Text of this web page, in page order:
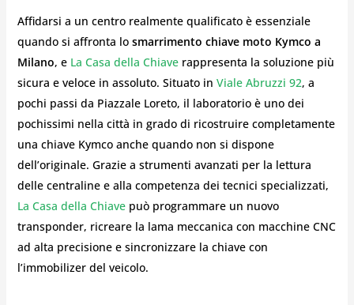
Affidarsi a un centro realmente qualificato è essenziale
quando si affronta lo smarrimento chiave moto Kymco a
Milano, e La Casa della Chiave rappresenta la soluzione più
sicura e veloce in assoluto. Situato in Viale Abruzzi 92, a
pochi passi da Piazzale Loreto, il laboratorio è uno dei
pochissimi nella città in grado di ricostruire completamente
una chiave Kymco anche quando non si dispone
dell’originale. Grazie a strumenti avanzati per la lettura
delle centraline e alla competenza dei tecnici specializzati,
La Casa della Chiave può programmare un nuovo
transponder, ricreare la lama meccanica con macchine CNC
ad alta precisione e sincronizzare la chiave con
l’immobilizer del veicolo.